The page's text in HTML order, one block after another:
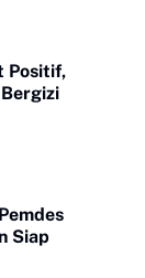
Positif,
Siap